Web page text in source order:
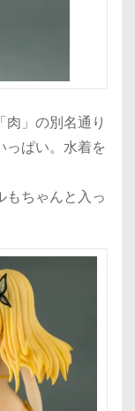
」の別名通り
っぱい。水着を
もちゃんと入っ